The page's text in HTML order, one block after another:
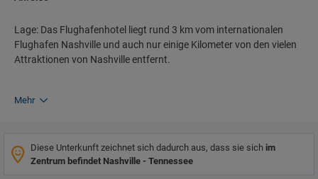
Lage: Das Flughafenhotel liegt rund 3 km vom internationalen
Flughafen Nashville und auch nur einige Kilometer von den vielen
Attraktionen von Nashville entfernt.
Mehr
Diese Unterkunft zeichnet sich dadurch aus, dass sie sich im
Zentrum befindet Nashville - Tennessee